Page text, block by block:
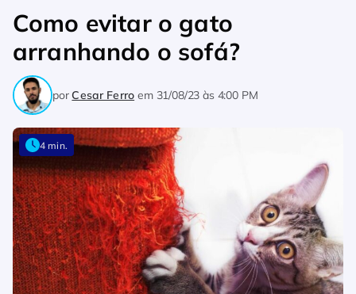
Como evitar o gato
arranhando o sofá?
porCesar Ferro em 31/08/23 às 4:00 PM
4 min.